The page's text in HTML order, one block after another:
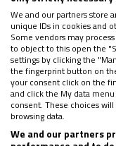
al conflicto.El
Donald Trump,
israelí,
de paz que
transición sin
negociar en el
We and our partners store
unique IDs in cookies and
Some vendors may
to object to this open the
settings by clicking the
the fingerprint button on
your consent click on the
and click the My data
consent. These choices
browsing data.
We and our partners